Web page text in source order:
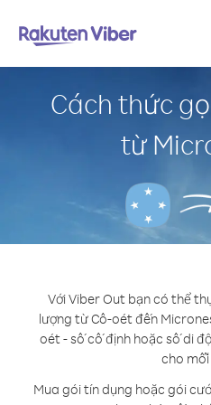
Cách thức
từ
Với Viber Out bạn có thể
lượng từ Cô-oét đến
oét - số cố định hoặc số di
cho
Mua gói tín dụng hoặc gói